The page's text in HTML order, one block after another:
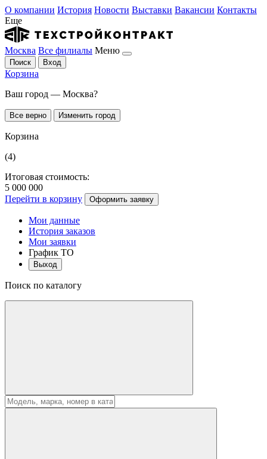
О компании История Новости Выставки Вакансии Контакты
Еще
Москва Все филиалы Меню
Поиск Вход
Корзина
Ваш город — Москва?
Все верно Изменить город
Корзина
(4)
Итоговая стоимость:
5 000 000
Перейти в корзину
Оформить заявку
Мои данные
История заказов
Мои заявки
График ТО
Выход
Поиск по каталогу